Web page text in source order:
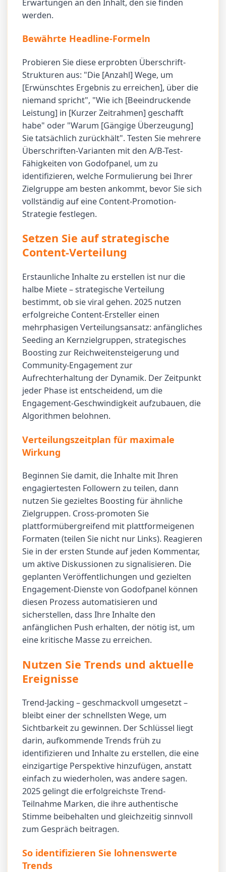
Erwartungen an den Inhalt, den sie finden
werden.
Bewährte Headline-Formeln
Probieren Sie diese erprobten Überschrift-
Strukturen aus: "Die [Anzahl] Wege, um
[Erwünschtes Ergebnis zu erreichen], über die
niemand spricht", "Wie ich [Beeindruckende
Leistung] in [Kurzer Zeitrahmen] geschafft
habe" oder "Warum [Gängige Überzeugung]
Sie tatsächlich zurückhält". Testen Sie mehrere
Überschriften-Varianten mit den A/B-Test-
Fähigkeiten von Godofpanel, um zu
identifizieren, welche Formulierung bei Ihrer
Zielgruppe am besten ankommt, bevor Sie sich
vollständig auf eine Content-Promotion-
Strategie festlegen.
Setzen Sie auf strategische
Content-Verteilung
Erstaunliche Inhalte zu erstellen ist nur die
halbe Miete – strategische Verteilung
bestimmt, ob sie viral gehen. 2025 nutzen
erfolgreiche Content-Ersteller einen
mehrphasigen Verteilungsansatz: anfängliches
Seeding an Kernzielgruppen, strategisches
Boosting zur Reichweitensteigerung und
Community-Engagement zur
Aufrechterhaltung der Dynamik. Der Zeitpunkt
jeder Phase ist entscheidend, um die
Engagement-Geschwindigkeit aufzubauen, die
Algorithmen belohnen.
Verteilungszeitplan für maximale
Wirkung
Beginnen Sie damit, die Inhalte mit Ihren
engagiertesten Followern zu teilen, dann
nutzen Sie gezieltes Boosting für ähnliche
Zielgruppen. Cross-promoten Sie
plattformübergreifend mit plattformeigenen
Formaten (teilen Sie nicht nur Links). Reagieren
Sie in der ersten Stunde auf jeden Kommentar,
um aktive Diskussionen zu signalisieren. Die
geplanten Veröffentlichungen und gezielten
Engagement-Dienste von Godofpanel können
diesen Prozess automatisieren und
sicherstellen, dass Ihre Inhalte den
anfänglichen Push erhalten, der nötig ist, um
eine kritische Masse zu erreichen.
Nutzen Sie Trends und aktuelle
Ereignisse
Trend-Jacking – geschmackvoll umgesetzt –
bleibt einer der schnellsten Wege, um
Sichtbarkeit zu gewinnen. Der Schlüssel liegt
darin, aufkommende Trends früh zu
identifizieren und Inhalte zu erstellen, die eine
einzigartige Perspektive hinzufügen, anstatt
einfach zu wiederholen, was andere sagen.
2025 gelingt die erfolgreichste Trend-
Teilnahme Marken, die ihre authentische
Stimme beibehalten und gleichzeitig sinnvoll
zum Gespräch beitragen.
So identifizieren Sie lohnenswerte
Trends